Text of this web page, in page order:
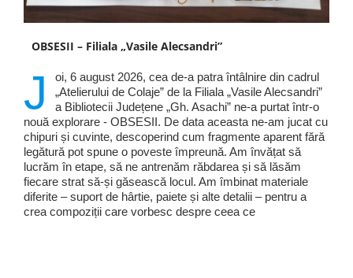
OBSESII – Filiala „Vasile Alecsandri”
J
oi, 6 august 2026, cea de-a patra întâlnire din cadrul
„Atelierului de Colaje” de la Filiala „Vasile Alecsandri”
a Bibliotecii Județene „Gh. Asachi” ne-a purtat într-o
nouă explorare - OBSESII. De data aceasta ne-am jucat cu
chipuri și cuvinte, descoperind cum fragmente aparent fără
legătură pot spune o poveste împreună. Am învățat să
lucrăm în etape, să ne antrenăm răbdarea și să lăsăm
fiecare strat să-și găsească locul. Am îmbinat materiale
diferite – suport de hârtie, paiete și alte detalii – pentru a
crea compoziții care vorbesc despre ceea ce